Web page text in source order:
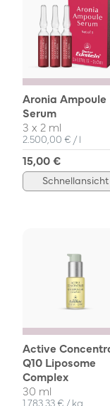
Aronia Ampoule
Serum
3 x 2 ml
Einzelpreis
2.500,00 € / pro
l
15,00 €
Schnellansicht
Active
Q10 Liposome
Complex
30 ml
Einzelpreis
1.783,33 € / pro
kg